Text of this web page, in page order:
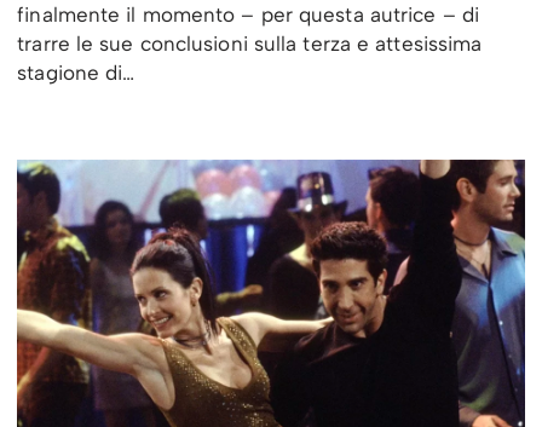
finalmente il momento – per questa autrice – di
trarre le sue conclusioni sulla terza e attesissima
stagione di…